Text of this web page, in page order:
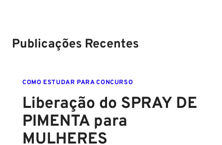
Publicações Recentes
COMO ESTUDAR PARA CONCURSO
Liberação do SPRAY DE
PIMENTA para
MULHERES